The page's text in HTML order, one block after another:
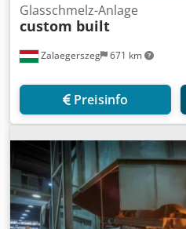
Zalaegerszeg 671 km
Glasschmelz-Anlage
custom built
Preisinfo